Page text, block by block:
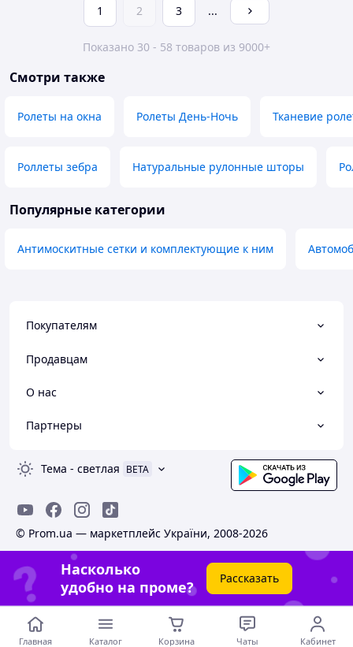
1 2 3 ...
Показано 30 - 58 товаров из 9000+
Смотри также
Ролеты на окна Ролеты День-Ночь Тканевие
Роллеты зебра Натуральные рулонные шторы
Популярные категории
Антимоскитные сетки и комплектующие к ним
Покупателям
Продавцам
О нас
Партнеры
Тема - светлая BETA
© Prom.ua — маркетплейс України, 2008-2026
Насколько
удобно на проме?
Рассказать
Главная Каталог Корзина Чаты Кабинет